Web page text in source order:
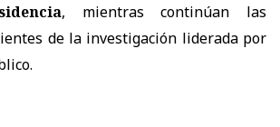
, mientras continúan las
de la investigación liderada por